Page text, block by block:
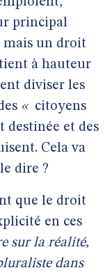
principal
mais un droit
à hauteur
diviser les
« citoyens
destinée et des
Cela va
dire ?
que le droit
en ces
sur la réalité,
dans